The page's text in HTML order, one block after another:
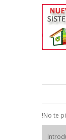
!No te